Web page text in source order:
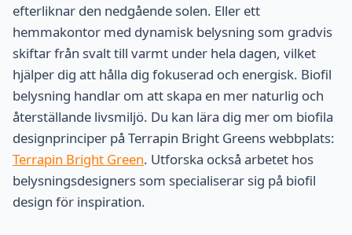
efterliknar den nedgående solen. Eller ett
hemmakontor med dynamisk belysning som gradvis
skiftar från svalt till varmt under hela dagen, vilket
hjälper dig att hålla dig fokuserad och energisk. Biofil
belysning handlar om att skapa en mer naturlig och
återställande livsmiljö. Du kan lära dig mer om biofila
designprinciper på Terrapin Bright Greens webbplats:
Terrapin Bright Green. Utforska också arbetet hos
belysningsdesigners som specialiserar sig på biofil
design för inspiration.